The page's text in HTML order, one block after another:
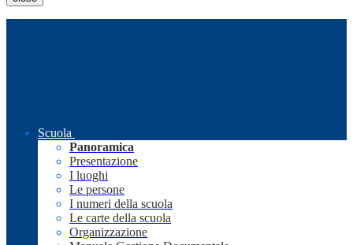
Scuola
Panoramica
Presentazione
I luoghi
Le persone
I numeri della scuola
Le carte della scuola
Organizzazione